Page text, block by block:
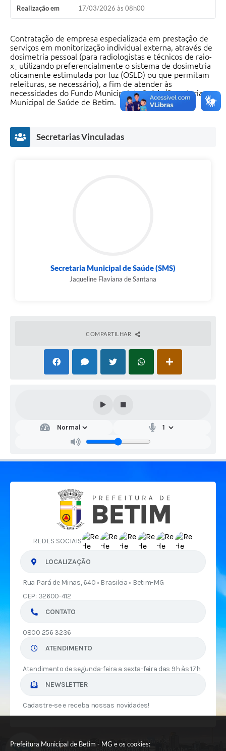
Prefeitura Municipal de Betim - MG e os cookies:
Realização em 17/03/2026 às 08h00
Contratação de empresa especializada em prestação de
serviços em monitorização individual externa, através de
dosimetria pessoal (para radiologistas e técnicos de raio-
x¸ utilizando preferencialmente o sistema de dosimetria
oticamente estimulada por luz (OSLD) ou que permitam
releituras, se necessário), a fim de atender às
necessidades do Fundo Municipal de Saúde/Secretaria
Municipal de Saúde de Betim.
Secretarias Vinculadas
Secretaria Municipal de Saúde (SMS)
Jaqueline Flaviana de Santana
COMPARTILHAR
REDES SOCIAIS
LOCALIZAÇÃO
Rua Pará de Minas, 640 • Brasileia • Betim-MG
CEP: 32600-412
CONTATO
0800 256 3236
ATENDIMENTO
Atendimento de segunda-feira a sexta-feira das 9h às 17h
NEWSLETTER
Cadastre-se e receba nossas novidades!
Versão do Sistema:3.5.3 - 19/06/2026
Portal atualizado em: